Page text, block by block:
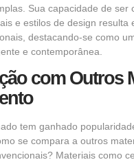
Sua capacidade de ser
e estilos de design resulta
destacando-se como
e contemporânea.
com Outros
tem ganhado
se compara a outros
Materiais como